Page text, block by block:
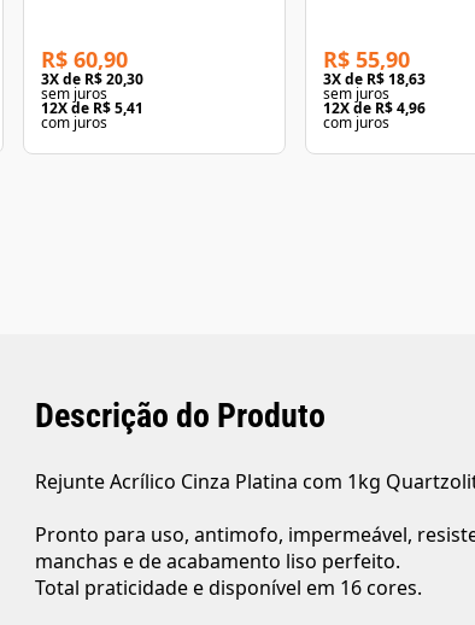
R$ 60,90
3X de R$ 20,30
sem juros
12X de R$ 5,41
com juros
R$ 55,90
3X de R$ 18,63
sem juros
12X de R$ 4,96
com juros
Descrição do Produto
Rejunte Acrílico Cinza Platina com 1kg
Pronto para uso, antimofo, impermeável,
manchas e de acabamento liso perfeito.
Total praticidade e disponível em 16 cores.